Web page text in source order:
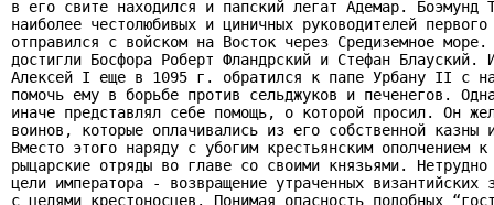
в его свите находился и папский легат Адемар. Боэмунд
наиболее честолюбивых и циничных руководителей
отправился с войском на Восток через Средиземное
достигли Босфора Роберт Фландрский и Стефан Блауский.
Алексей I еще в 1095 г. обратился к папе Урбану II с
помочь ему в борьбе против сельджуков и печенегов.
иначе представлял себе помощь, о которой просил. Он
воинов, которые оплачивались из его собственной казны
Вместо этого наряду с убогим крестьянским ополчением к
рыцарские отряды во главе со своими князьями.
цели императора - возвращение утраченных византийских
с целями крестоносцев. Понимая опасность подобных